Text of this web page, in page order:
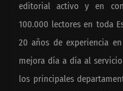
editorial activo y en
100.000 lectores en toda
20 años de experiencia
mejora día a día al
los principales